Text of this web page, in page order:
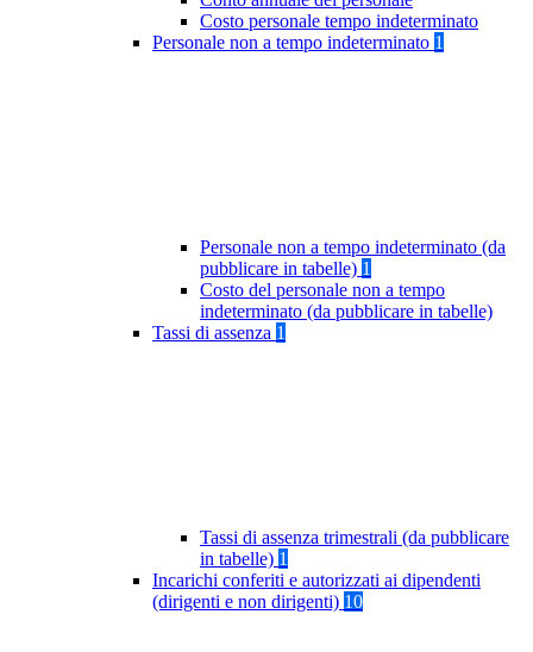
Costo personale tempo indeterminato
Personale non a tempo indeterminato 1
Personale non a tempo indeterminato (da
pubblicare in tabelle) 1
Costo del personale non a tempo
indeterminato (da pubblicare in tabelle)
Tassi di assenza 1
Tassi di assenza trimestrali (da pubblicare
in tabelle) 1
Incarichi conferiti e autorizzati ai dipendenti
(dirigenti e non dirigenti) 10